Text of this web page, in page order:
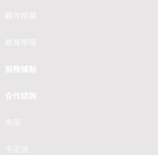
夥伴招募
教育學院
服務據點
合作諮詢
南部
中正店